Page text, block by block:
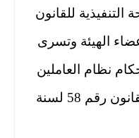
التنفيذية للقانون
1972 على أعضاء الهيئة وتسرى
نظام العاملين
المدنيين بالدولة الصادر بالقانون رقم 58 لسنة